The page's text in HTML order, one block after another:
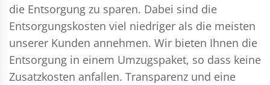
die Entsorgung zu sparen. Dabei sind die
Entsorgungskosten viel niedriger als die meisten
unserer Kunden annehmen. Wir bieten Ihnen die
Entsorgung in einem Umzugspaket, so dass keine
Zusatzkosten anfallen. Transparenz und eine